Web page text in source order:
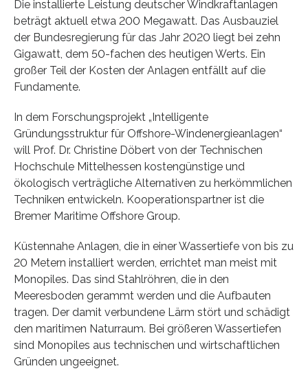
Die installierte Leistung deutscher Windkraftanlagen
beträgt aktuell etwa 200 Megawatt. Das Ausbauziel
der Bundesregierung für das Jahr 2020 liegt bei zehn
Gigawatt, dem 50-fachen des heutigen Werts. Ein
großer Teil der Kosten der Anlagen entfällt auf die
Fundamente.
In dem Forschungsprojekt „Intelligente
Gründungsstruktur für Offshore-Windenergieanlagen“
will Prof. Dr. Christine Döbert von der Technischen
Hochschule Mittelhessen kostengünstige und
ökologisch verträgliche Alternativen zu herkömmlichen
Techniken entwickeln. Kooperationspartner ist die
Bremer Maritime Offshore Group.
Küstennahe Anlagen, die in einer Wassertiefe von bis zu
20 Metern installiert werden, errichtet man meist mit
Monopiles. Das sind Stahlröhren, die in den
Meeresboden gerammt werden und die Aufbauten
tragen. Der damit verbundene Lärm stört und schädigt
den maritimen Naturraum. Bei größeren Wassertiefen
sind Monopiles aus technischen und wirtschaftlichen
Gründen ungeeignet.